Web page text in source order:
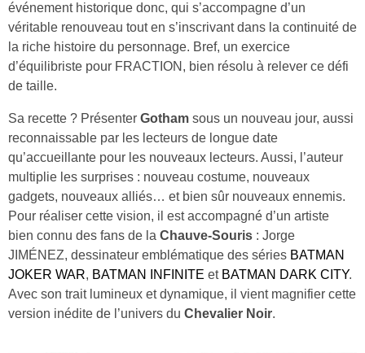
événement historique donc, qui s’accompagne d’un
véritable renouveau tout en s’inscrivant dans la continuité de
la riche histoire du personnage. Bref, un exercice
d’équilibriste pour FRACTION, bien résolu à relever ce défi
de taille.
Sa recette ? Présenter Gotham sous un nouveau jour, aussi
reconnaissable par les lecteurs de longue date
qu’accueillante pour les nouveaux lecteurs. Aussi, l’auteur
multiplie les surprises : nouveau costume, nouveaux
gadgets, nouveaux alliés… et bien sûr nouveaux ennemis.
Pour réaliser cette vision, il est accompagné d’un artiste
bien connu des fans de la Chauve‑Souris : Jorge
JIMÉNEZ, dessinateur emblématique des séries BATMAN
JOKER WAR, BATMAN INFINITE et BATMAN DARK CITY.
Avec son trait lumineux et dynamique, il vient magnifier cette
version inédite de l’univers du Chevalier Noir.